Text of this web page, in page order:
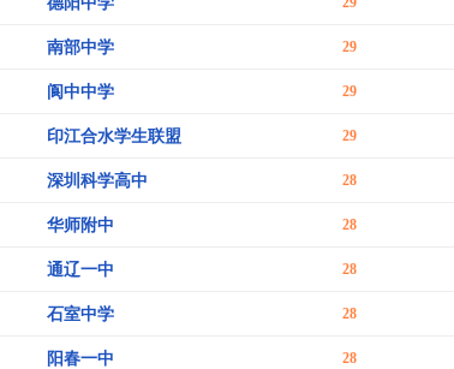
南部中学 29
阆中中学 29
印江合水学生联盟 29
深圳科学高中 28
华师附中 28
通辽一中 28
石室中学 28
阳春一中 28